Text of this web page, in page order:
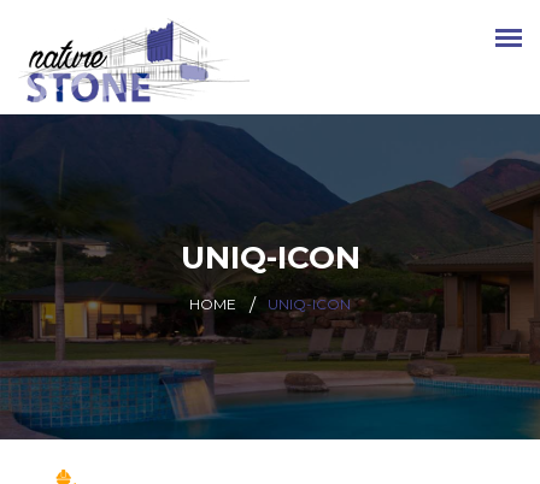
UNIQ-ICON
HOME UNIQ-ICON